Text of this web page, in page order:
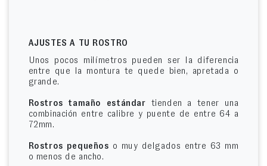
AJUSTES A TU ROSTRO
Unos pocos milímetros pueden ser la diferencia
entre que la montura te quede bien, apretada o
grande.
Rostros tamaño estándar tienden a tener una
combinación entre calibre y puente de entre 64 a
72mm.
Rostros pequeños o muy delgados entre 63 mm
o menos de ancho.